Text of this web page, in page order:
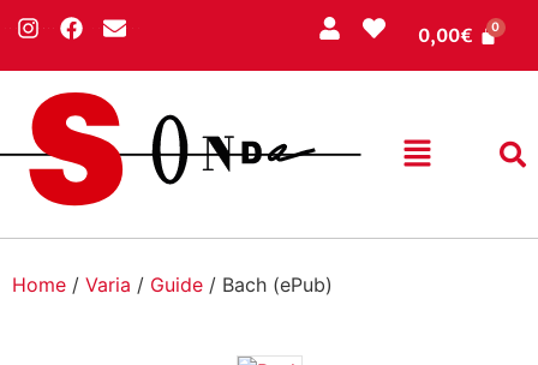
0,00€
Home / Varia / Guide / Bach (ePub)